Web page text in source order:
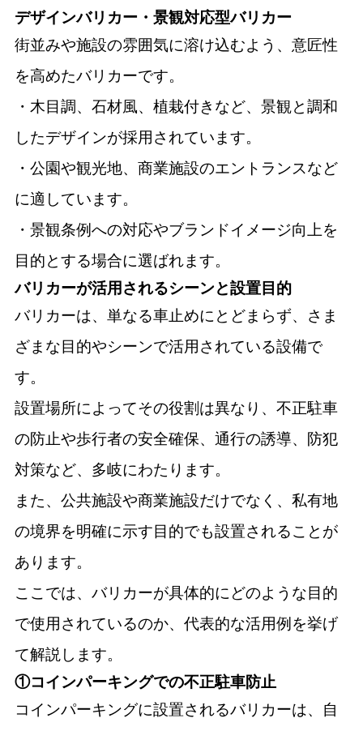
デザインバリカー・景観対応型バリカー
街並みや施設の雰囲気に溶け込むよう、意匠性
を高めたバリカーです。
・木目調、石材風、植栽付きなど、景観と調和
したデザインが採用されています。
・公園や観光地、商業施設のエントランスなど
に適しています。
・景観条例への対応やブランドイメージ向上を
目的とする場合に選ばれます。
バリカーが活用されるシーンと設置目的
バリカーは、単なる車止めにとどまらず、さま
ざまな目的やシーンで活用されている設備で
す。
設置場所によってその役割は異なり、不正駐車
の防止や歩行者の安全確保、通行の誘導、防犯
対策など、多岐にわたります。
また、公共施設や商業施設だけでなく、私有地
の境界を明確に示す目的でも設置されることが
あります。
ここでは、バリカーが具体的にどのような目的
で使用されているのか、代表的な活用例を挙げ
て解説します。
①コインパーキングでの不正駐車防止
コインパーキングに設置されるバリカーは、自